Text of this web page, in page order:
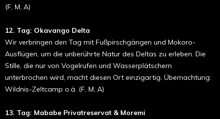
(F, M, A)
12. Tag: Okavango Delta
Wir verbringen den Tag mit Fußpirschgängen und Mokoro-
Ausflügen, um die unberührte Natur des Deltas zu erleben. Die
Stille, die nur von Vogelrufen und Wasserplätschern
unterbrochen wird, macht diesen Ort einzigartig. Übernachtung:
Wildnis-Zeltcamp o.ä. (F, M, A)
13. Tag: Mababe Privatreservat & Moremi